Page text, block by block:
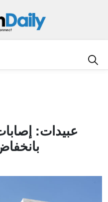
عبيدات: